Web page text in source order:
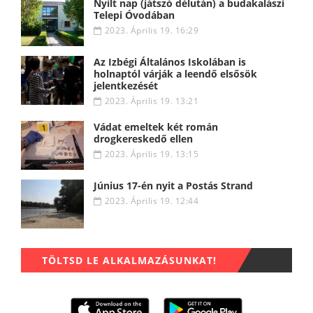
Nyílt nap (játszó délután) a budakalászi
Telepi Óvodában
2023. Április 19. 16:29
Az Izbégi Általános Iskolában is
holnaptól várják a leendő elsősök
jelentkezését
2023. Április 19. 13:21
Vádat emeltek két román
drogkereskedő ellen
2023. Április 19. 13:15
Június 17-én nyit a Postás Strand
2023. Április 19. 12:44
TÖLTSD LE ALKALMAZÁSUNKAT!